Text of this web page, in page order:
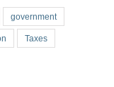
government
Taxes